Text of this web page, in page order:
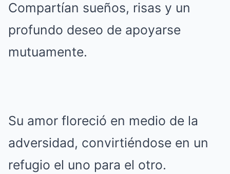
Compartían sueños, risas y un
profundo deseo de apoyarse
mutuamente.
Su amor floreció en medio de la
adversidad, convirtiéndose en un
refugio el uno para el otro.